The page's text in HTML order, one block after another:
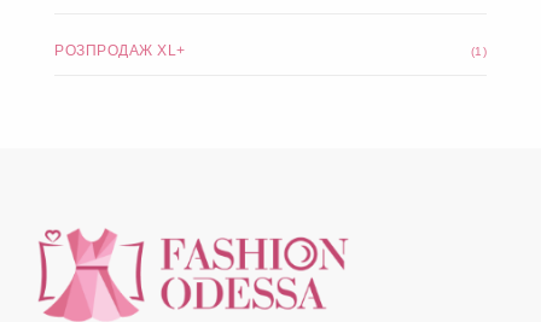
РОЗПРОДАЖ XL+ (1)